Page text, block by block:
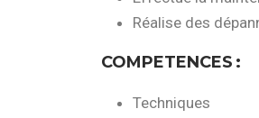
Réalise des
COMPETENCES :
Techniques